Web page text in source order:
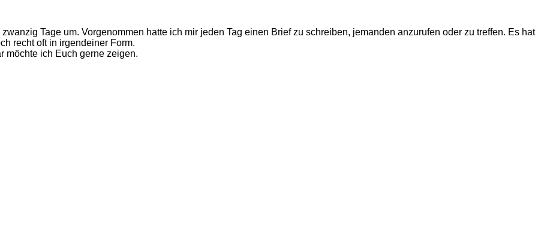
Tage um. Vorgenommen hatte ich mir jeden Tag einen Brief zu schreiben, jemanden anzurufen oder zu treffen. Es hat
recht oft in irgendeiner Form.
möchte ich Euch gerne zeigen.